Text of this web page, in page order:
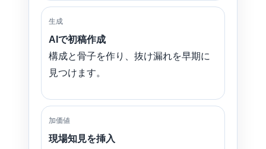
生成
AIで初稿作成
構成と骨子を作り、抜け漏れを早期に
見つけます。
加価値
現場知見を挿入